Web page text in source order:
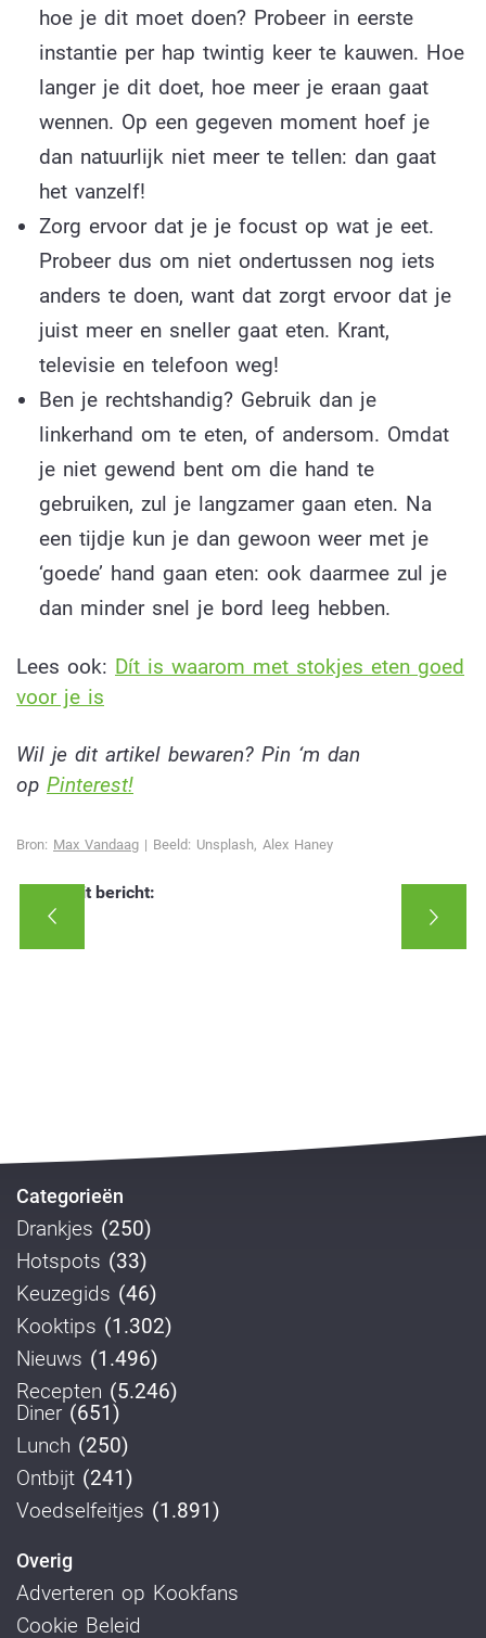
hoe je dit moet doen? Probeer in eerste
instantie per hap twintig keer te kauwen. Hoe
langer je dit doet, hoe meer je eraan gaat
wennen. Op een gegeven moment hoef je
dan natuurlijk niet meer te tellen: dan gaat
het vanzelf!
Zorg ervoor dat je je focust op wat je eet.
Probeer dus om niet ondertussen nog iets
anders te doen, want dat zorgt ervoor dat je
juist meer en sneller gaat eten. Krant,
televisie en telefoon weg!
Ben je rechtshandig? Gebruik dan je
linkerhand om te eten, of andersom. Omdat
je niet gewend bent om die hand te
gebruiken, zul je langzamer gaan eten. Na
een tijdje kun je dan gewoon weer met je
‘goede’ hand gaan eten: ook daarmee zul je
dan minder snel je bord leeg hebben.
Lees ook: Dít is waarom met stokjes eten goed
voor je is
Wil je dit artikel bewaren? Pin ‘m dan
op Pinterest!
Bron: Max Vandaag | Beeld: Unsplash, Alex Haney
Deel dit bericht:
Categorieën
Drankjes (250)
Hotspots (33)
Keuzegids (46)
Kooktips (1.302)
Nieuws (1.496)
Recepten (5.246)
Diner (651)
Lunch (250)
Ontbijt (241)
Voedselfeitjes (1.891)
Overig
Adverteren op Kookfans
Cookie Beleid